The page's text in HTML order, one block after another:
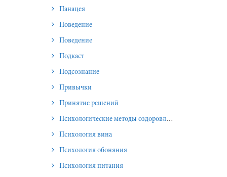
Панацея
Поведение
Поведение
Подкаст
Подсознание
Привычки
Принятие решений
Психологические методы оздоровления и омоложения
Психология вина
Психология обоняния
Психология питания